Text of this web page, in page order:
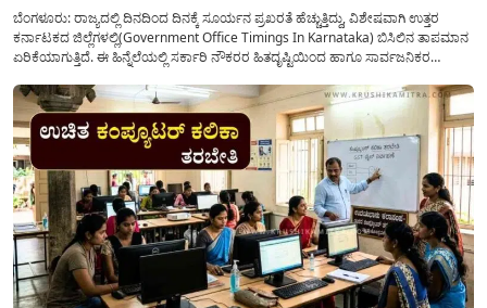
ಬೆಂಗಳೂರು: ರಾಜ್ಯದಲ್ಲಿ ದಿನದಿಂದ ದಿನಕ್ಕೆ ಸೂರ್ಯನ ಪ್ರಖರತೆ ಹೆಚ್ಚುತ್ತಿದ್ದು, ವಿಶೇಷವಾಗಿ ಉತ್ತರ
ಕರ್ನಾಟಕದ ಜಿಲ್ಲೆಗಳಲ್ಲಿ(Government Office Timings In Karnataka) ಬಿಸಿಲಿನ ತಾಪಮಾನ
ಏರಿಕೆಯಾಗುತ್ತಿದೆ. ಈ ಹಿನ್ನೆಲೆಯಲ್ಲಿ ಸರ್ಕಾರಿ ನೌಕರರ ಹಿತದೃಷ್ಟಿಯಿಂದ ಹಾಗೂ ಸಾರ್ವಜನಿಕರ
ಮತ್ತು ಕಲ್ಯಾಣ ಕರ್ನಾಟಕದ ಒಟ್ಟು 9 ಜಿಲ್ಲೆಗಳಲ್ಲಿ ಏಪ್ರಿಲ್...